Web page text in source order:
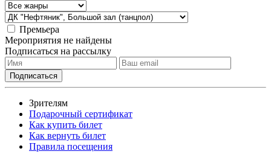
Премьера
Мероприятия не найдены
Подписаться на рассылку
Зрителям
Подарочный сертификат
Как купить билет
Как вернуть билет
Правила посещения